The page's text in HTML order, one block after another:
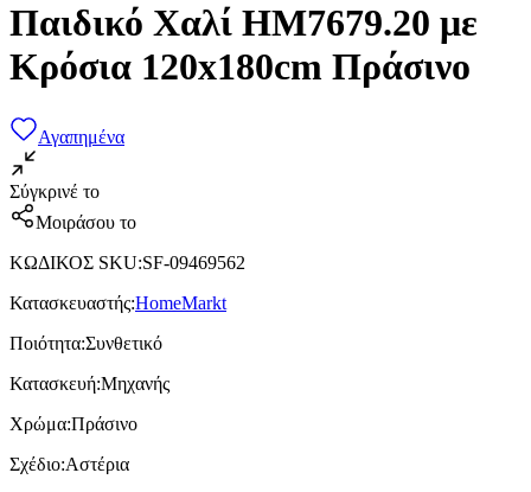
Παιδικό Χαλί HM7679.20 με
Κρόσια 120x180cm Πράσινο
Αγαπημένα
Σύγκρινέ το
Μοιράσου το
ΚΩΔΙΚΟΣ SKU:SF-09469562
Κατασκευαστής:HomeMarkt
Ποιότητα:Συνθετικό
Κατασκευή:Μηχανής
Χρώμα:Πράσινο
Σχέδιο:Αστέρια